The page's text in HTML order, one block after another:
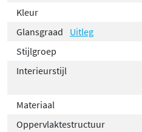
Kleur
Glansgraad
Uitleg
Stijlgroep
Interieurstijl
Materiaal
Oppervlaktestructuur